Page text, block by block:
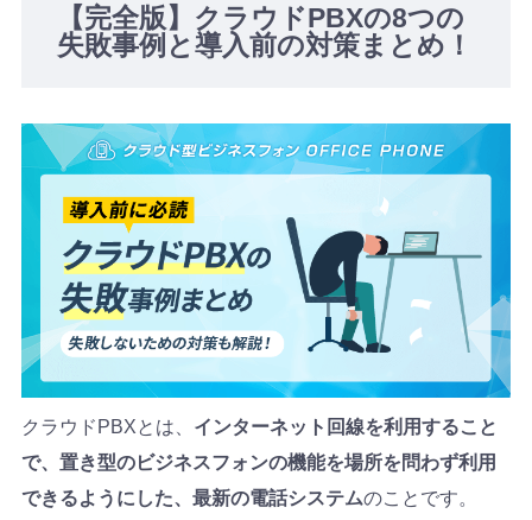
【完全版】クラウドPBXの8つの
失敗事例と導入前の対策まとめ！
クラウドPBXとは、 インターネット回線を利用すること
で、置き型のビジネスフォンの機能を場所を問わず利用
できるようにした、最新の電話システムのことです。